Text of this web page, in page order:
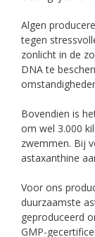
Algen
tegen
zonlicht in de
DNA te
Bovendien is
om wel 3.000
zwemmen. Bij
astaxanthine
Voor ons
duurzaamste
geproduceerd
GMP-